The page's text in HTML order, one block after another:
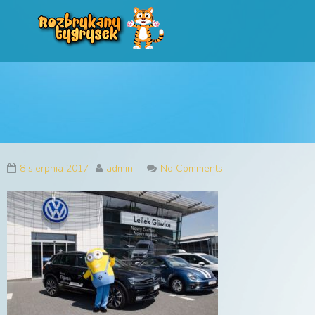
Rozbrykany
Profesjonalne animacje urodzinowe dla dzieci
8 sierpnia 2017 admin No Comments